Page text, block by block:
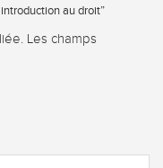
au droit”
Les champs